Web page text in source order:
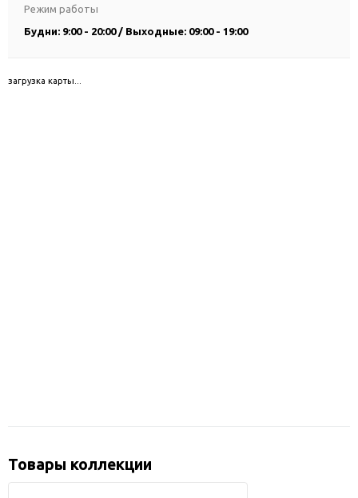
Режим работы
Будни: 9:00 - 20:00 / Выходные: 09:00 - 19:00
загрузка карты...
Товары коллекции